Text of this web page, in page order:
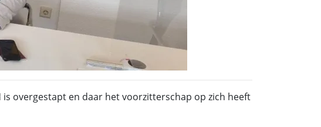
overgestapt en daar het voorzitterschap op zich heeft